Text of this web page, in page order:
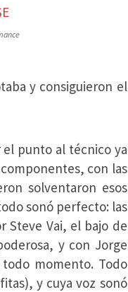
y consiguieron el
punto al técnico ya
con las
solventaron esos
sonó perfecto: las
Steve Vai, el bajo de
y con Jorge
momento. Todo
y cuya voz sonó